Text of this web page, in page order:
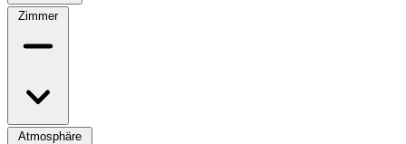
Zimmer
Atmosphäre